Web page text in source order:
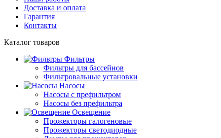
Доставка и оплата
Гарантия
Контакты
Каталог товаров
Фильтры
Фильтры для бассейнов
Фильтровальные установки
Насосы
Насосы с префильтром
Насосы без префильтра
Освещение
Прожекторы галогеновые
Прожекторы светодиодные